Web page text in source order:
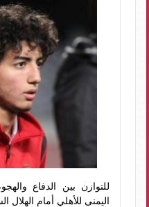
للتوازن بين الدفاع
اليمنى للأهلي أمام